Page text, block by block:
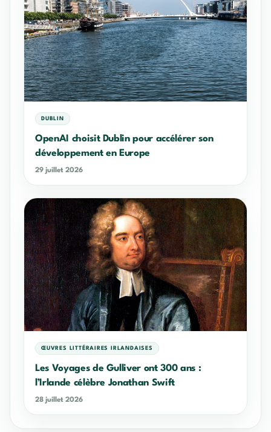
DUBLIN
OpenAI choisit Dublin pour accélérer son
développement en Europe
29 juillet 2026
ŒUVRES LITTÉRAIRES IRLANDAISES
Les Voyages de Gulliver ont 300 ans :
l’Irlande célèbre Jonathan Swift
28 juillet 2026